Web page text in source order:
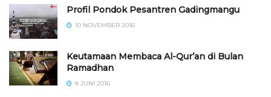
⁠⁠⁠Profil Pondok Pesantren Gadingmangu
10 NOVEMBER 2016
Keutamaan Membaca Al-Qur’an di Bulan
Ramadhan
8 JUNI 2016